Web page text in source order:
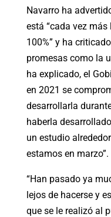
Navarro ha
está “cada vez
100%” y ha
promesas como la
ha explicado, el
en 2021 se
desarrollarla
haberla
un estudio
estamos en marzo”.
“Han pasado ya
lejos de hacerse y
que se le realizó al